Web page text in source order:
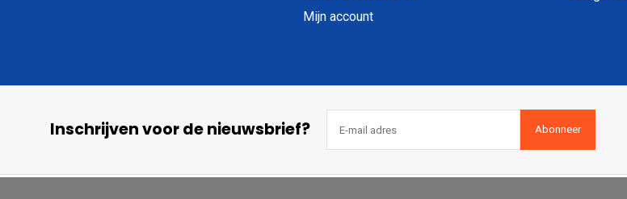
Mijn account
Inschrijven voor de nieuwsbrief? Abonneer